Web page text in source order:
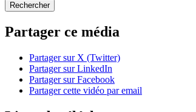
Rechercher
Partager ce média
Partager sur X (Twitter)
Partager sur LinkedIn
Partager sur Facebook
Partager cette vidéo par email